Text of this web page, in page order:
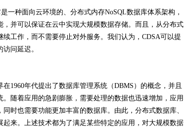
一种面向云环境的、分布式内存NoSQL数据库体系架构，
并可以保证在云中实现大规模数据存储。而且，从分布式
工作，而不需要停止对外服务。我们认为，CDSA可以提
问延迟。
1960年代提出了数据库管理系统（DBMS）的概念，并且
随着应用的急剧膨胀，需要处理的数据也迅速增加，应用
时也需要功能更加丰富的数据库。由此，分布式数据库、
来。上述技术都为了满足某些特定的应用，对大规模数据